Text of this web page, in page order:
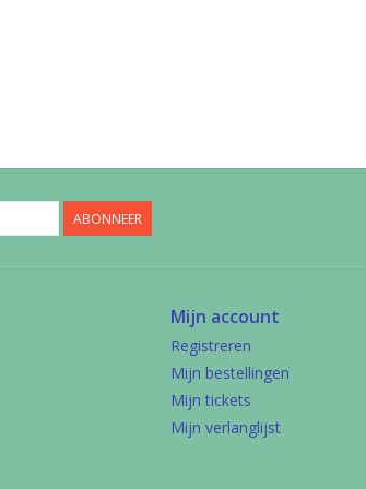
ABONNEER
Mijn account
Registreren
Mijn bestellingen
Mijn tickets
Mijn verlanglijst